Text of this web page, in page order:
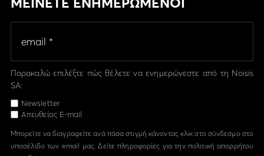
Παρακαλώ επιλέξτε πώς θέλετε να ενημερώνεστε από τη Noisis
SA:
Newsletter
Απευθείας E-mail
Μπορείτε να διαγραφείτε ανά πάσα στιγμή κάνοντας κλικ στο σύνδεσμο στο
υποσέλιδο των email μας. Δείτε πληροφορίες για την πολιτική απορρήτου